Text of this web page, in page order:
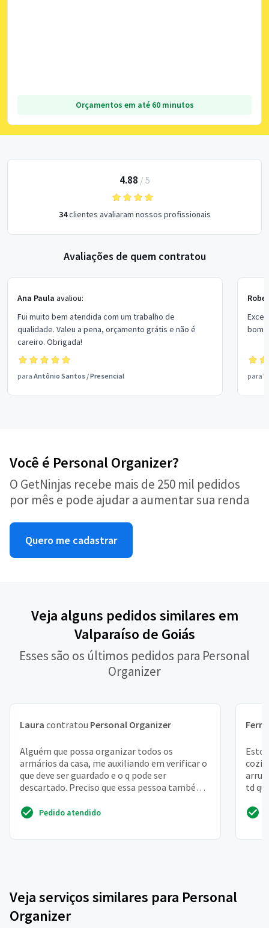
Orçamentos em até 60 minutos
4.88 / 5
34clientes avaliaram nossos profissionais
Avaliações de quem contratou
Ana Paula avaliou:
Fui muito bem atendida com um trabalho de
qualidade. Valeu a pena, orçamento grátis e não é
careiro. Obrigada!
para Antônio Santos /Presencial
bom
para
Você é Personal Organizer?
O GetNinjas recebe mais de 250 mil pedidos
por mês e pode ajudar a aumentar sua renda
Quero me cadastrar
Veja alguns pedidos similares em
Valparaíso de Goiás
Esses são os últimos pedidos para Personal
Organizer
Laura contratou Personal Organizer
Alguém que possa organizar todos os
armários da casa, me auxiliando em verificar o
que deve ser guardado e o q pode ser
descartado. Preciso que essa pessoa também
Pedido atendido
td
Veja serviços similares para Personal
Organizer